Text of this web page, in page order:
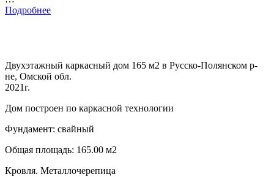
Подробнее
Двухэтажный каркасный дом 165 м2 в Русско-Полянском р-
не, Омской обл.
2021г.
Дом построен по каркасной технологии
Фундамент: свайный
Общая площадь: 165.00 м2
Кровля. Металлочерепица